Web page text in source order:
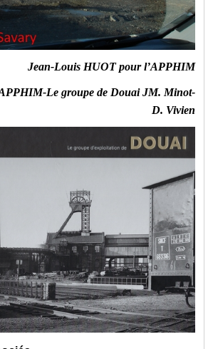
Jean-Louis HUOT pour l’APPHIM
Le groupe de Douai JM. Minot-
D. Vivien